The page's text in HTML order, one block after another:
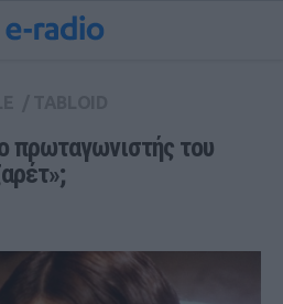
πρωταγωνιστής του